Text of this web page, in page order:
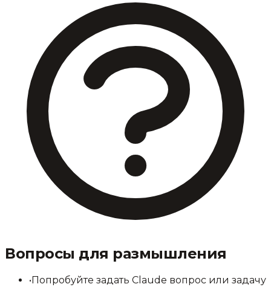
Вопросы для размышления
•Попробуйте задать Claude вопрос или задачу